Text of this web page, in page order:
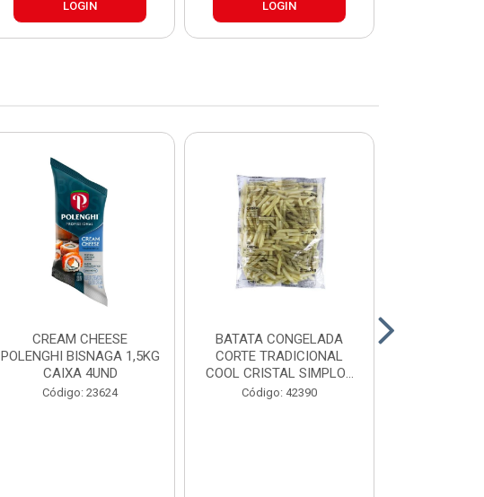
LOGIN
LOGIN
CREAM CHEESE
POLENGHI BISNAGA 1,5KG
CAIXA 4UND
Código: 23624
BATATA CONGELADA
CORTE TRADICIONAL
COOL CRISTAL SIMPLOT
CAIX...
Código: 42390